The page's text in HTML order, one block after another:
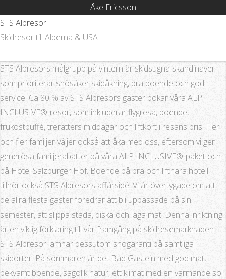
Åke Ericsson
STS Alpresor
Skidresor till Alperna & USA
STS Alpresors målgrupp på vintern är skidsugna skandinaver
som prioriterar snösäker skidåkning, bra boende och god
service. Ca 80 % av STS Alpresors gäster bokar våra ALP
INCLUSIVE®-resor, som inkluderar flygresa, boende,
frukostbuffé, trerätters middagar och liftkort i resans pris. Fler
och fler familjer väljer också att åka med oss, eftersom vi ger
generösa familjerabatter på våra ALP INCLUSIVE®-paket och
på Hotel Salzburger Hof. Boende på bra och liftnära hotell
tillhör också STS Alpresors affärsidé. Vi är övertygade om att
de allra flesta gäster föredrar att bli uppassade på sin
semester, att slippa städa, diska och laga mat. Denna inriktning
är en viktig förklaring till vår framgång på skidresemarknaden.
STS Alpresor lämnar dessutom snögaranti på samtliga
skidorter. På sommaren är det Bad Gastein med god mat,
bekvämt boende, sagolik natur, ett klimat med en värmande sol